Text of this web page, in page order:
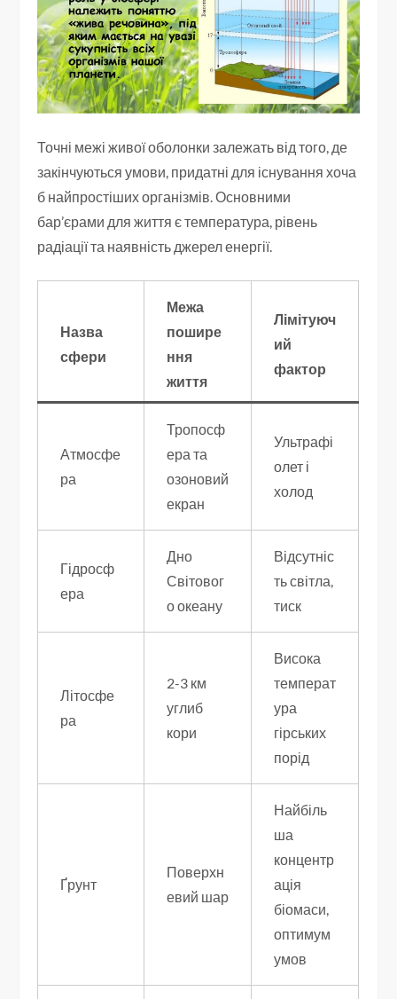
Точні межі живої оболонки залежать від того, де
закінчуються умови, придатні для існування хоча
б найпростіших організмів. Основними
бар’єрами для життя є температура, рівень
радіації та наявність джерел енергії.
Назва
сфери
Межа
пошире
ння
життя
Лімітуюч
ий
фактор
Атмосфе
ра
Тропосф
ера та
озоновий
екран
Ультрафі
олет і
холод
Гідросф
ера
Дно
Світовог
о океану
Відсутніс
ть світла,
тиск
Літосфе
ра
2-3 км
углиб
кори
Висока
температ
ура
гірських
порід
Ґрунт
Поверхн
евий шар
Найбіль
ша
концентр
ація
біомаси,
оптимум
умов